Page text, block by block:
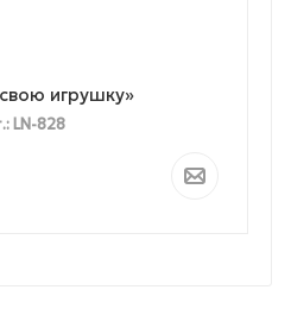
игрушку»
LN-828